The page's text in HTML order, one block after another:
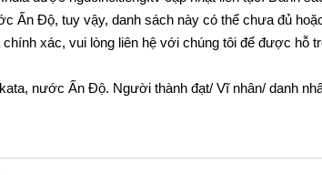
Ấn Độ, tuy vậy, danh sách này có thể chưa đủ
xác, vui lòng liên hệ với chúng tôi để được hỗ
nước Ấn Độ. Người thành đạt/ Vĩ nhân/ danh